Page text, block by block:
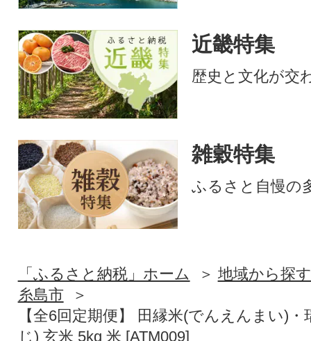
近畿特集
歴史と文化が交
雑穀特集
ふるさと自慢の
「ふるさと納税」ホーム
地域から探す
糸島市
【全6回定期便】 田縁米(でんえんまい)
じ) 玄米 5kg 米 [ATM009]